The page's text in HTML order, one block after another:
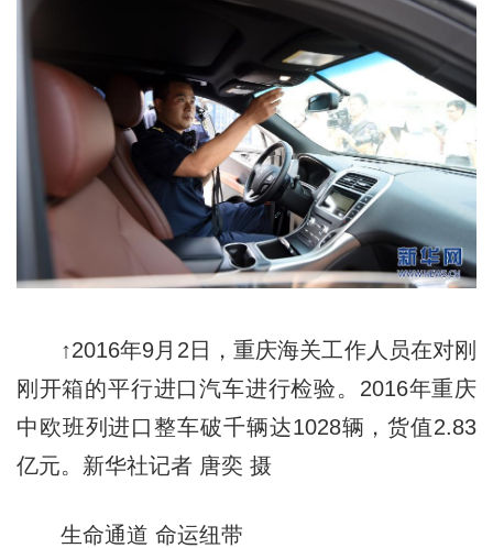
↑2016年9月2日，重庆海关工作人员在对刚
刚开箱的平行进口汽车进行检验。2016年重庆
中欧班列进口整车破千辆达1028辆，货值2.83
亿元。新华社记者 唐奕 摄
生命通道 命运纽带